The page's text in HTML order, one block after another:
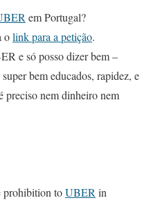
em Portugal?
olink para a petição.
e só posso dizer bem –
bem educados, rapidez, e
preciso nem dinheiro nem
prohibition toUBER in